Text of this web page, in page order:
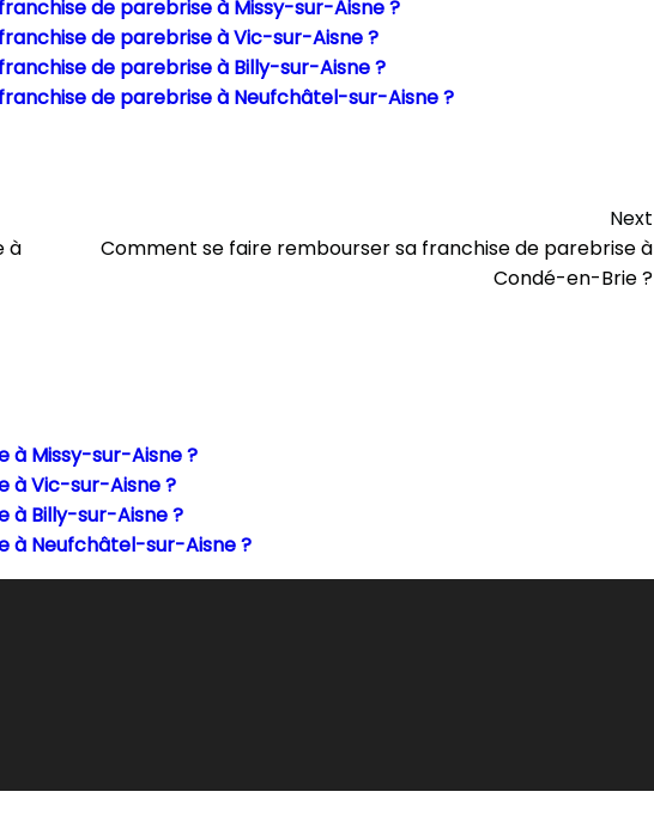
de parebrise à Missy-sur-Aisne ?
de parebrise à Vic-sur-Aisne ?
de parebrise à Billy-sur-Aisne ?
de parebrise à Neufchâtel-sur-Aisne ?
à
Next
Comment se faire rembourser sa franchise de parebrise à
Condé-en-Brie ?
à Missy-sur-Aisne ?
à Vic-sur-Aisne ?
à Billy-sur-Aisne ?
à Neufchâtel-sur-Aisne ?